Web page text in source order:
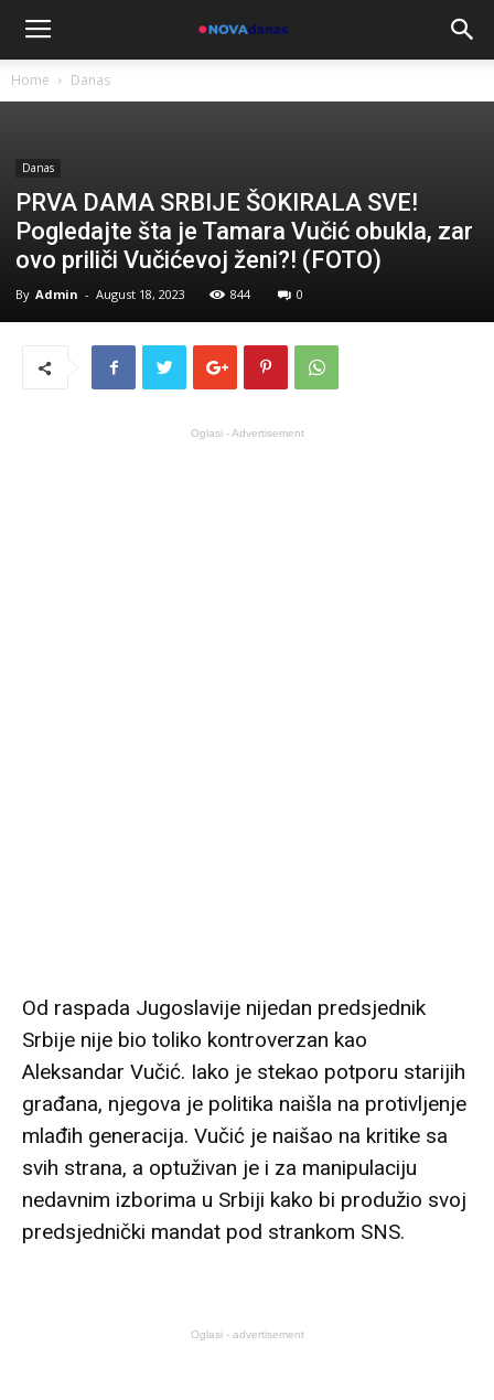
Home Danas
Danas
PRVA DAMA SRBIJE ŠOKIRALA SVE!
Pogledajte šta je Tamara Vučić obukla, zar
ovo priliči Vučićevoj ženi?! (FOTO)
By Admin - August 18, 2023 844 0
Oglasi - Advertisement
Od raspada Jugoslavije nijedan predsjednik
Srbije nije bio toliko kontroverzan kao
Aleksandar Vučić. Iako je stekao potporu starijih
građana, njegova je politika naišla na protivljenje
mlađih generacija. Vučić je naišao na kritike sa
svih strana, a optuživan je i za manipulaciju
nedavnim izborima u Srbiji kako bi produžio svoj
predsjednički mandat pod strankom SNS.
Oglasi - advertisement